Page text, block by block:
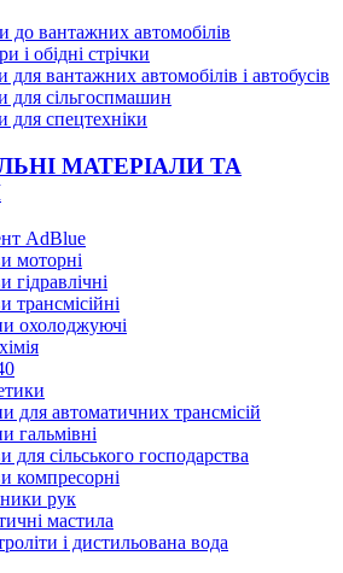
до вантажних автомобілів
і обідні стрічки
вантажних автомобілів і автобусів
сільгоспмашин
спецтехніки
МАТЕРІАЛИ ТА
AdBlue
моторні
гідравлічні
трансмісійні
охолоджуючі
для автоматичних трансмісій
гальмівні
для сільського господарства
компресорні
рук
мастила
і дистильована вода